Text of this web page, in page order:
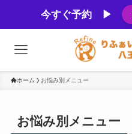
今すぐ予約 ▶
ホーム お悩み別メニュー
お悩み別メニュー